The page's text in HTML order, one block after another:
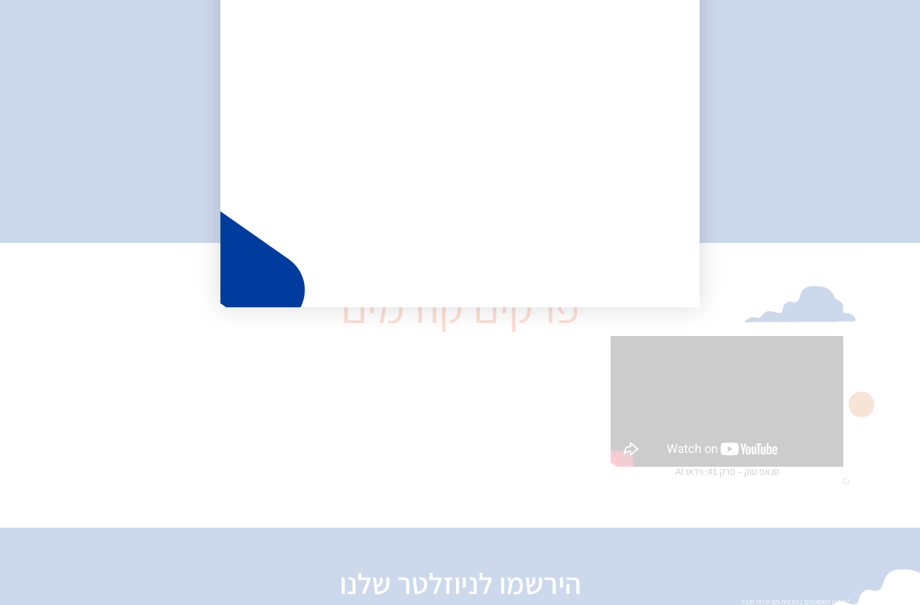
פרקים קודמים
סנאפ טוק – פרק #1: וידאו AI
הירשמו לניוזלטר שלנו * שדות המסומנים בכוכבית הם שדות חובה